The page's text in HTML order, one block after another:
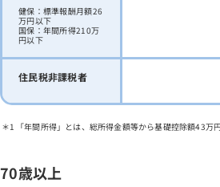
健保：標準報酬月額26
万円以下
国保：年間所得210万
円以下
住民税非課税者
「年間所得」とは、総所得金額等から基礎控除額43万
70歳以上